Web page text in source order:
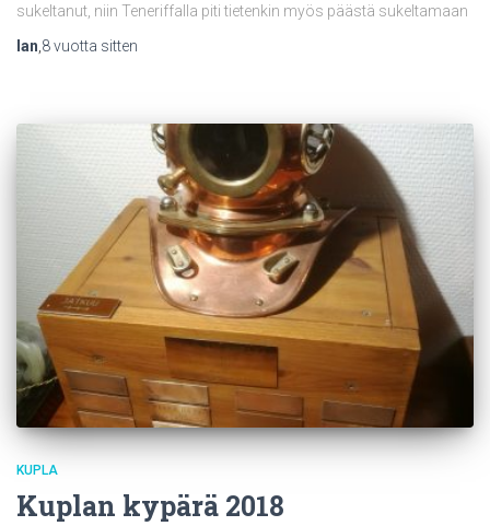
sukeltanut, niin Teneriffalla piti tietenkin myös päästä sukeltamaan
Ian 8 vuotta sitten
KUPLA
Kuplan kypärä 2018